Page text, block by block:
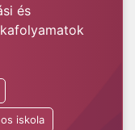
és
iskola